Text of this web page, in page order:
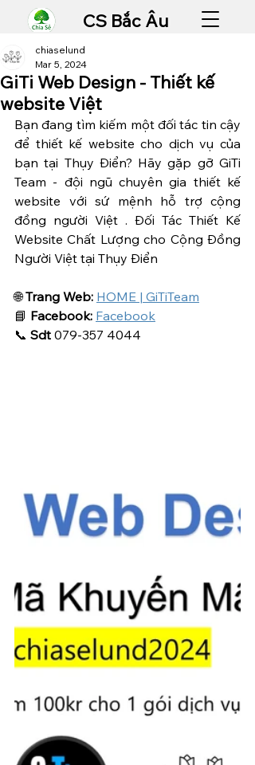
CS Bắc Âu
GiTi Web Design - Thiết kế
website Việt
chiaselund
Mar 5, 2024
Bạn đang tìm kiếm một đối tác tin cậy
để thiết kế website cho dịch vụ của
bạn tại Thụy Điển? Hãy gặp gỡ GiTi
Team - đội ngũ chuyên gia thiết kế
website với sứ mệnh hỗ trợ cộng
đồng người Việt . Đối Tác Thiết Kế
Website Chất Lượng cho Cộng Đồng
Người Việt tại Thụy Điển
🌐 Trang Web: HOME | GiTiTeam
📘 Facebook: Facebook
📞 Sdt 079-357 4044